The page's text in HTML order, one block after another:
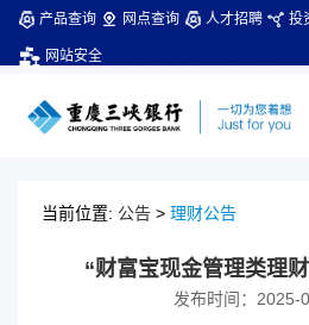
产品查询 网点查询 人才招聘 投
网站安全
当前位置: 公告 > 理财公告
“财富宝现金管理类理
发布时间：2025-